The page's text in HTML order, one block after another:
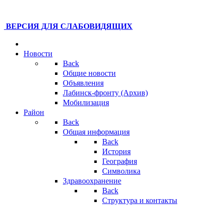
ВЕРСИЯ ДЛЯ СЛАБОВИДЯЩИХ
Новости
Back
Общие новости
Объявления
Лабинск-фронту (Архив)
Мобилизация
Район
Back
Общая информация
Back
История
География
Символика
Здравоохранение
Back
Структура и контакты